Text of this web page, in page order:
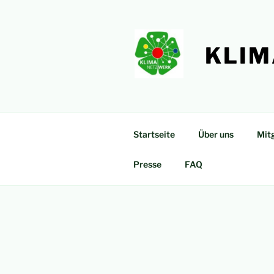
Startseite Über uns
Presse FAQ